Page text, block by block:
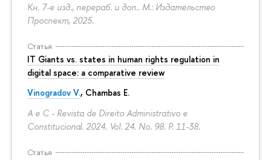
Кн. 7-е изд., перераб. и доп.. М.: Издательство
Проспект, 2025.
Статья
IT Giants vs. states in human rights regulation in
digital space: a comparative review
Vinogradov V., Chambas E.
A e C - Revista de Direito Administrativo e
Constitucional. 2024. Vol. 24. No. 98. P. 11-38.
Статья